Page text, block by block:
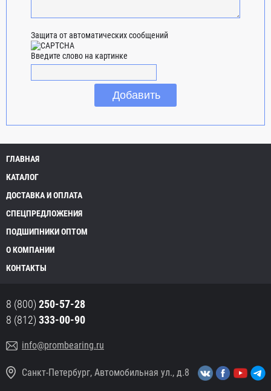
Защита от автоматических сообщений
Введите слово на картинке
ГЛАВНАЯ
КАТАЛОГ
ДОСТАВКА И ОПЛАТА
СПЕЦПРЕДЛОЖЕНИЯ
ПОДШИПНИКИ ОПТОМ
О КОМПАНИИ
КОНТАКТЫ
8 (800) 250-57-28
8 (812) 333-00-90
info@prombearing.ru
Санкт-Петербург, Автомобильная ул., д.8